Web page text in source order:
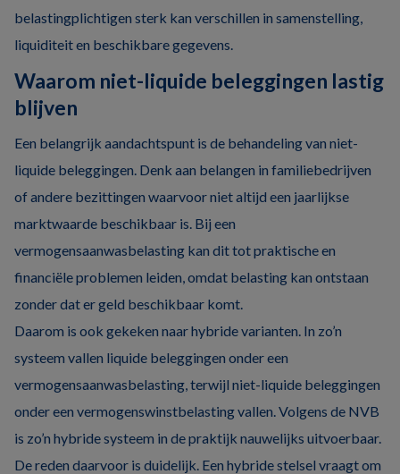
belastingplichtigen sterk kan verschillen in samenstelling,
liquiditeit en beschikbare gegevens.
Waarom niet-liquide beleggingen lastig
blijven
Een belangrijk aandachtspunt is de behandeling van niet-
liquide beleggingen. Denk aan belangen in familiebedrijven
of andere bezittingen waarvoor niet altijd een jaarlijkse
marktwaarde beschikbaar is. Bij een
vermogensaanwasbelasting kan dit tot praktische en
financiële problemen leiden, omdat belasting kan ontstaan
zonder dat er geld beschikbaar komt.
Daarom is ook gekeken naar hybride varianten. In zo’n
systeem vallen liquide beleggingen onder een
vermogensaanwasbelasting, terwijl niet-liquide beleggingen
onder een vermogenswinstbelasting vallen. Volgens de NVB
is zo’n hybride systeem in de praktijk nauwelijks uitvoerbaar.
De reden daarvoor is duidelijk. Een hybride stelsel vraagt om